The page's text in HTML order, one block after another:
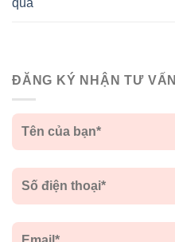
ĐĂNG KÝ NHẬN TƯ VẤN